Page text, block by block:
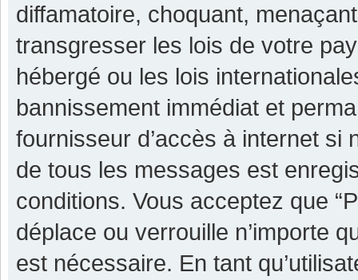
diffamatoire, choquant,
transgresser les lois de votre
hébergé ou les lois
bannissement immédiat et
fournisseur d’accès à internet si
de tous les messages est
conditions. Vous acceptez que
déplace ou verrouille n’importe
est nécessaire. En tant